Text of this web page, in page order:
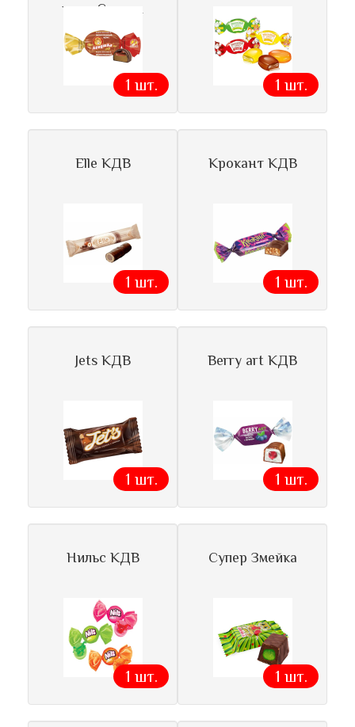
ирис Славян
1 шт. 1 шт.
Elle КДВ
1 шт.
Крокант КДВ
1 шт.
Jets КДВ
1 шт.
Berry art КДВ
1 шт.
Нильс КДВ
1 шт.
Супер Змейка
1 шт.